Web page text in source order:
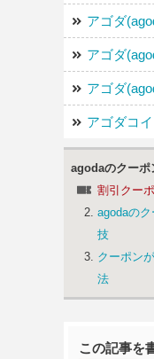
アゴダ
アゴダ
アゴダ
アゴダコ
agodaのクーポ
割引クー
agodaの
技
クーポン
法
この記事を